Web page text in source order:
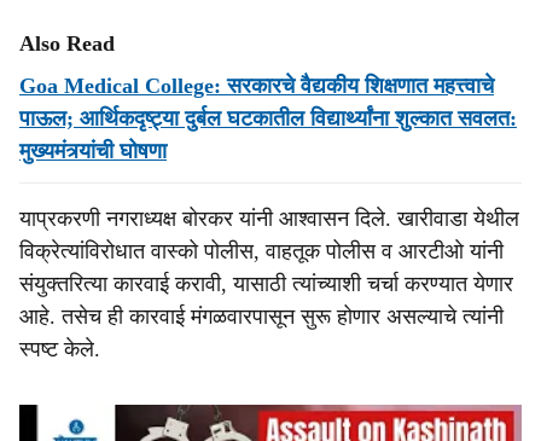
Also Read
Goa Medical College: सरकारचे वैद्यकीय शिक्षणात महत्त्वाचे
पाऊल; आर्थिकदृष्ट्या दुर्बल घटकातील विद्यार्थ्यांना शुल्कात सवलत:
मुख्यमंत्र्यांची घोषणा
याप्रकरणी नगराध्यक्ष बोरकर यांनी आश्वासन दिले. खारीवाडा येथील
विक्रेत्यांविरोधात वास्को पोलीस, वाहतूक पोलीस व आरटीओ यांनी
संयुक्तरित्या कारवाई करावी, यासाठी त्यांच्याशी चर्चा करण्यात येणार
आहे. तसेच ही कारवाई मंगळवारपासून सुरू होणार असल्याचे त्यांनी
स्पष्ट केले.